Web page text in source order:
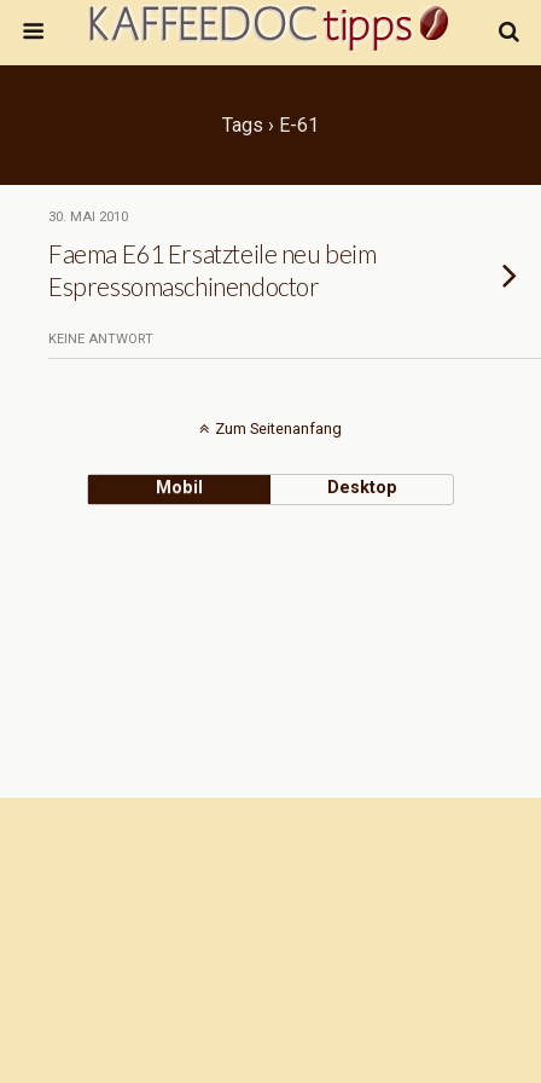
Tags › E-61
30. MAI 2010
Faema E61 Ersatzteile neu beim
Espressomaschinendoctor
KEINE ANTWORT
Zum Seitenanfang
Mobil Desktop